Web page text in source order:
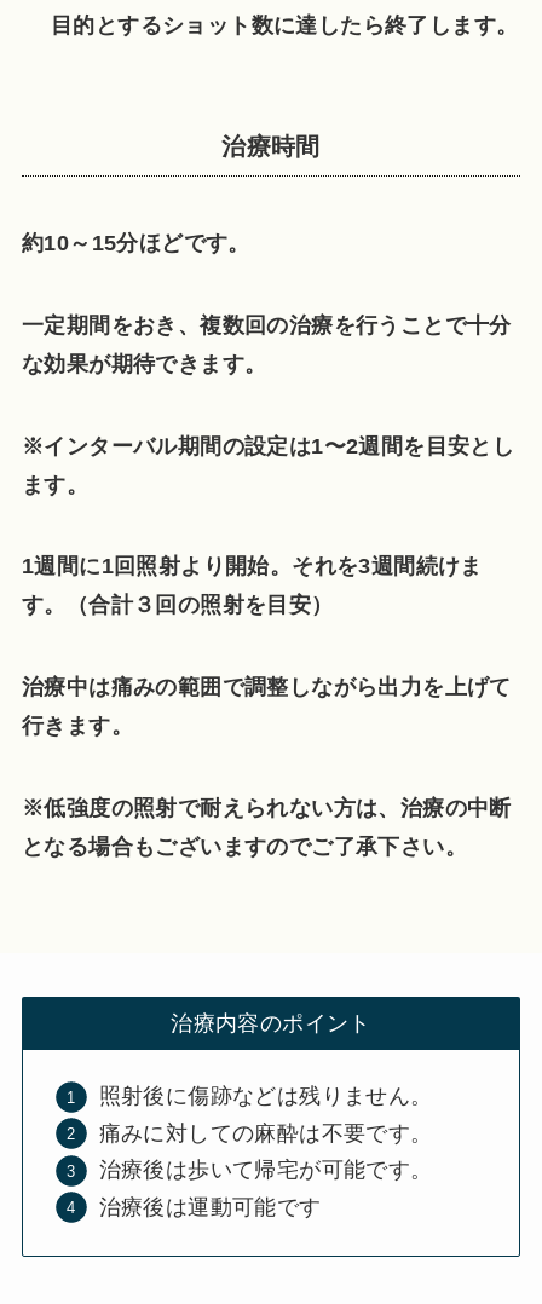
目的とするショット数に達したら終了します。
治療時間
約10～15分ほどです。
一定期間をおき、複数回の治療を行うことで十分
な効果が期待できます。
※インターバル期間の設定は1〜2週間を目安とし
ます。
1週間に1回照射より開始。それを3週間続けま
す。（合計３回の照射を目安）
治療中は痛みの範囲で調整しながら出力を上げて
行きます。
※低強度の照射で耐えられない方は、治療の中断
となる場合もございますのでご了承下さい。
治療内容のポイント
照射後に傷跡などは残りません。
痛みに対しての麻酔は不要です。
治療後は歩いて帰宅が可能です。
治療後は運動可能です